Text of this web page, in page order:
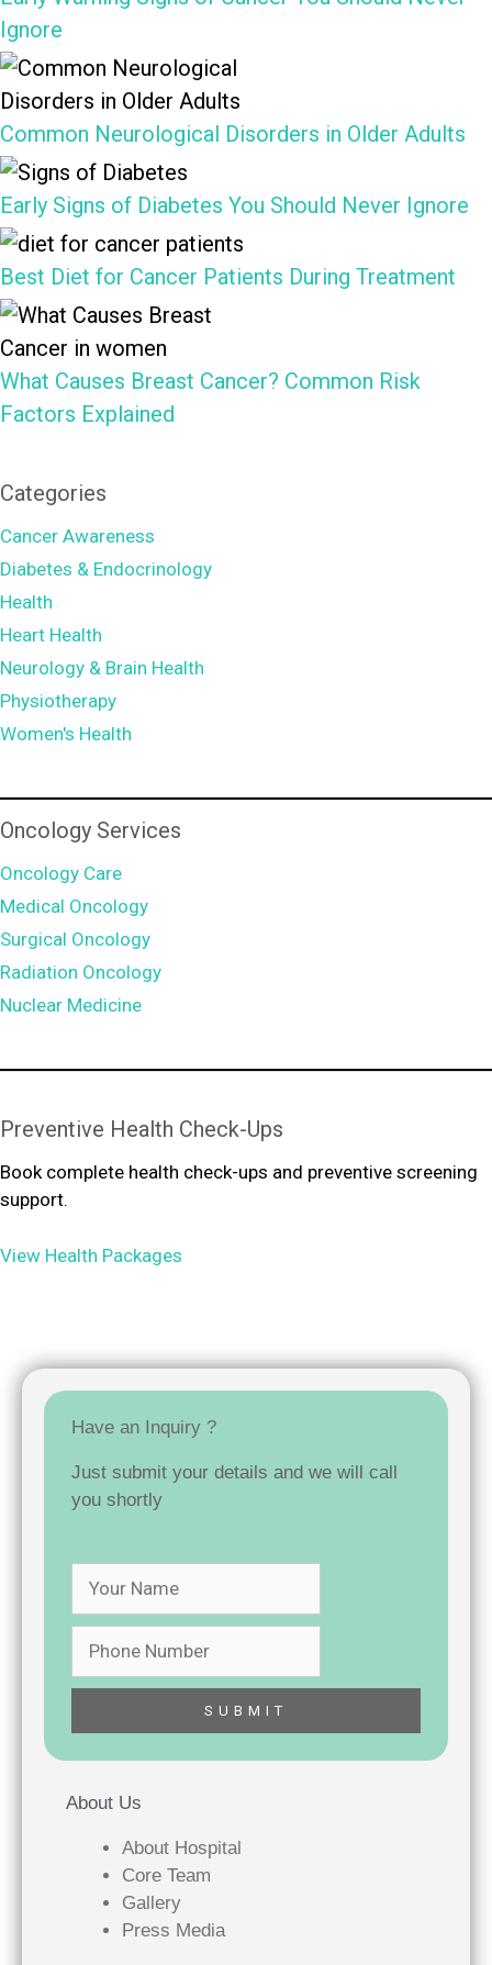
Ignore
Common Neurological Disorders in Older Adults
Early Signs of Diabetes You Should Never Ignore
Best Diet for Cancer Patients During Treatment
What Causes Breast Cancer? Common Risk
Factors Explained
Categories
Cancer Awareness
Diabetes & Endocrinology
Health
Heart Health
Neurology & Brain Health
Physiotherapy
Women's Health
Oncology Services
Oncology Care
Medical Oncology
Surgical Oncology
Radiation Oncology
Nuclear Medicine
Preventive Health Check-Ups
Book complete health check-ups and preventive screening
support.
View Health Packages
Have an Inquiry ?
Just submit your details and we will call
you shortly
About Us
About Hospital
Core Team
Gallery
Press Media